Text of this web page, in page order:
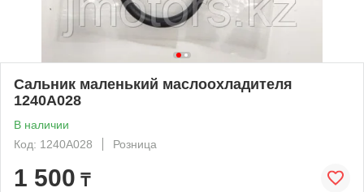
Сальник маленький маслоохладителя
1240A028
В наличии
Код: 1240A028
Розница
1 500 ₸